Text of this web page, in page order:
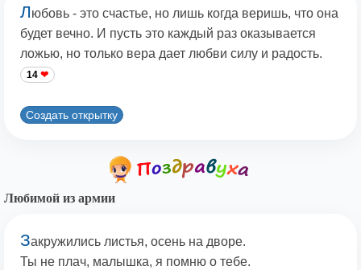
Любовь - это счастье, но лишь когда веришь, что она
будет вечно. И пусть это каждый раз оказывается
ложью, но только вера дает любви силу и радость.
14
Создать открытку
Любимой из армии
Закружились листья, осень на дворе.
Ты не плач, малышка, я помню о тебе.